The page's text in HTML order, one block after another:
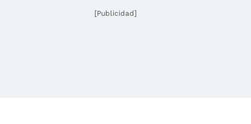
[Publicidad]